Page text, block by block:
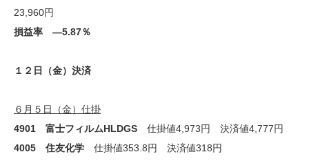
23,960円
損益率 ―5.87％
１２日（金）決済
６月５日（金）仕掛
4901 富士フィルムHLDGS 仕掛値4,973円 決済値4,777円
4005 住友化学 仕掛値353.8円 決済値318円